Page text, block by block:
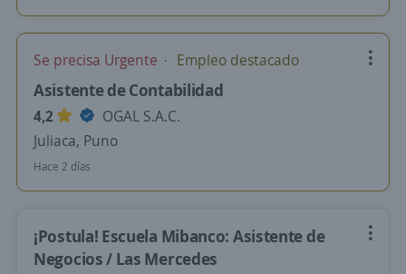
Se precisa Urgente Empleo destacado
Asistente de Contabilidad
4,2
OGAL S.A.C.
Juliaca, Puno
Hace 2 días
¡Postula! Escuela Mibanco: Asistente de
Negocios / Las Mercedes